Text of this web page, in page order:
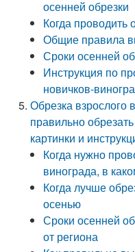
осенней обрезки
Когда проводить
Общие правила
Сроки осенней
Инструкция по
новичков-
Обрезка взрослого
правильно
картинки и
Когда нужно
винограда, в
Когда лучше
осенью
Сроки осенней
от региона